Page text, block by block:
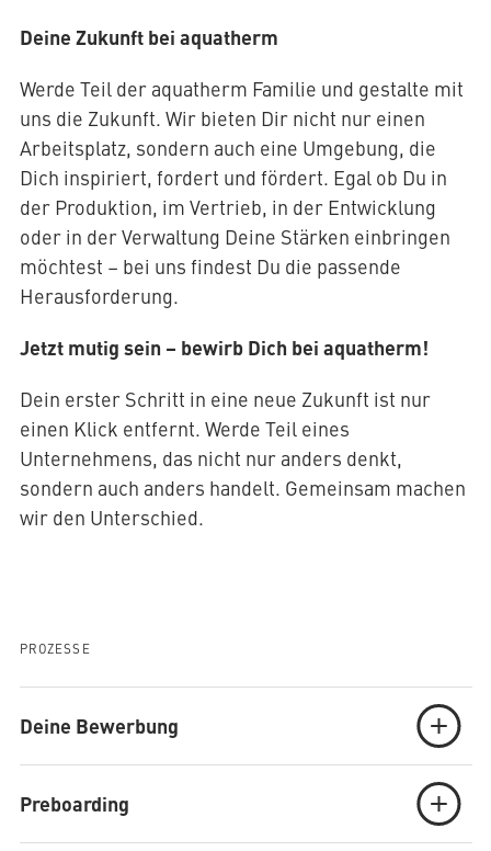
Deine Zukunft bei aquatherm
Werde Teil der aquatherm Familie und gestalte mit
uns die Zukunft. Wir bieten Dir nicht nur einen
Arbeitsplatz, sondern auch eine Umgebung, die
Dich inspiriert, fordert und fördert. Egal ob Du in
der Produktion, im Vertrieb, in der Entwicklung
oder in der Verwaltung Deine Stärken einbringen
möchtest – bei uns findest Du die passende
Herausforderung.
Jetzt mutig sein – bewirb Dich bei aquatherm!
Dein erster Schritt in eine neue Zukunft ist nur
einen Klick entfernt. Werde Teil eines
Unternehmens, das nicht nur anders denkt,
sondern auch anders handelt. Gemeinsam machen
wir den Unterschied.
PROZESSE
Deine Bewerbung
Preboarding